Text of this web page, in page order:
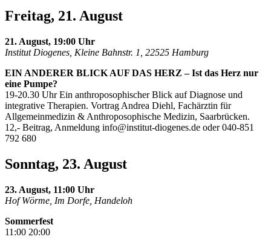
Freitag, 21. August
21. August, 19:00 Uhr
Institut Diogenes, Kleine Bahnstr. 1, 22525 Hamburg
EIN ANDERER BLICK AUF DAS HERZ – Ist das Herz nur
eine Pumpe?
19-20.30 Uhr Ein anthroposophischer Blick auf Diagnose und
integrative Therapien. Vortrag Andrea Diehl, Fachärztin für
Allgemeinmedizin & Anthroposophische Medizin, Saarbrücken.
12,- Beitrag, Anmeldung info@institut-diogenes.de oder 040-851
792 680
Sonntag, 23. August
23. August, 11:00 Uhr
Hof Wörme, Im Dorfe, Handeloh
Sommerfest
11:00 20:00